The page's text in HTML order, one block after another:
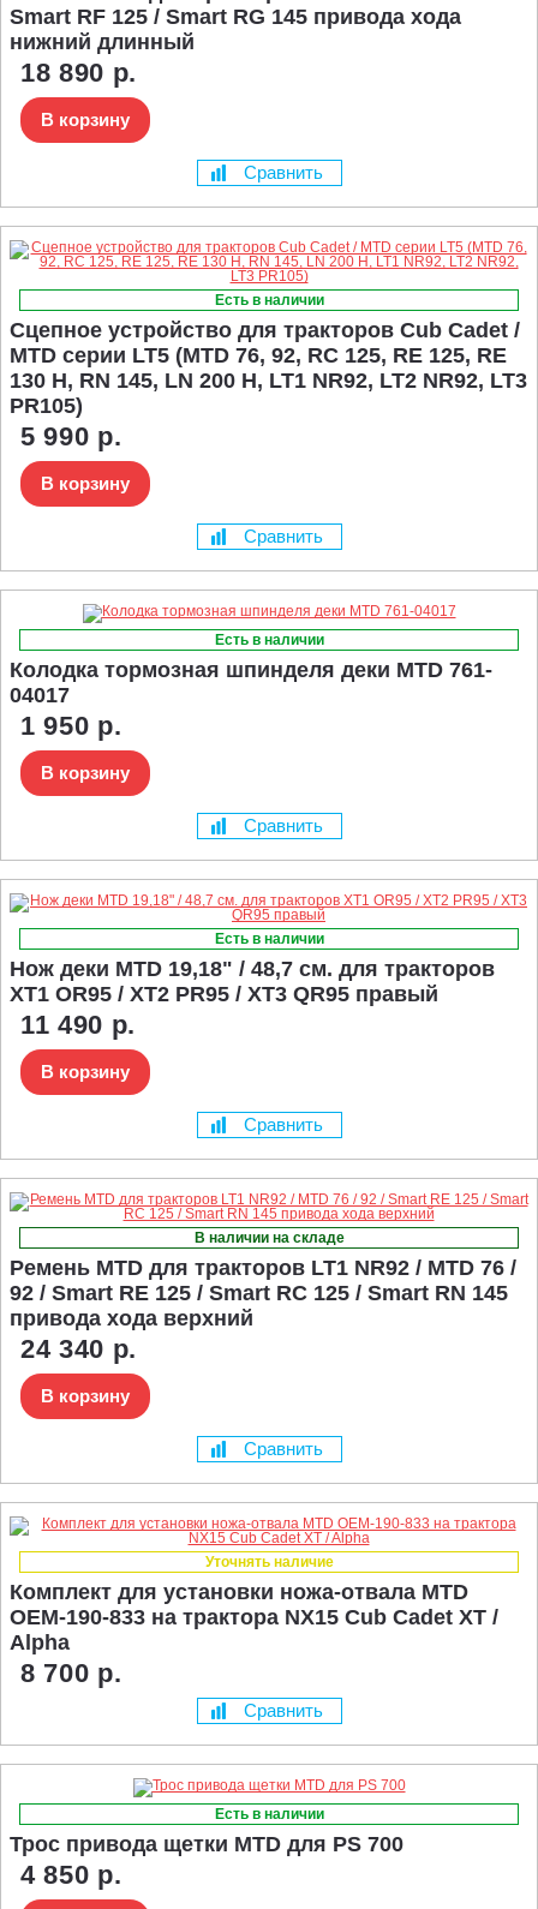
Smart RF 125 / Smart RG 145 привода хода
нижний длинный
18 890 р.
В корзину
Сравнить
Есть в наличии
Сцепное устройство для тракторов Cub Cadet /
MTD серии LT5 (MTD 76, 92, RC 125, RE 125, RE
130 H, RN 145, LN 200 H, LT1 NR92, LT2 NR92, LT3
PR105)
5 990 р.
В корзину
Сравнить
Есть в наличии
Колодка тормозная шпинделя деки MTD 761-
04017
1 950 р.
В корзину
Сравнить
Есть в наличии
Нож деки MTD 19,18" / 48,7 см. для тракторов
XT1 OR95 / XT2 PR95 / XT3 QR95 правый
11 490 р.
В корзину
Сравнить
В наличии на складе
Ремень MTD для тракторов LT1 NR92 / MTD 76 /
92 / Smart RE 125 / Smart RC 125 / Smart RN 145
привода хода верхний
24 340 р.
В корзину
Сравнить
Уточнять наличие
Комплект для установки ножа-отвала MTD
OEM-190-833 на трактора NX15 Cub Cadet XT /
Alpha
8 700 р.
Сравнить
Есть в наличии
Трос привода щетки MTD для PS 700
4 850 р.